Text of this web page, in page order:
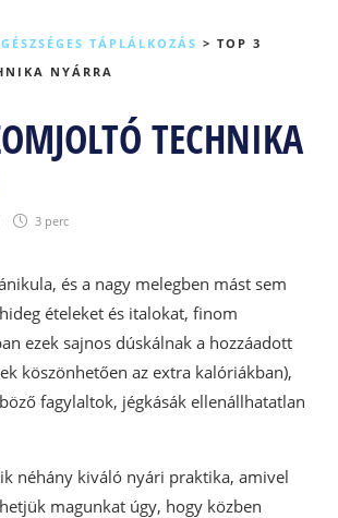
TÁPLÁLKOZÁS > TOP 3
NYÁRRA
TECHNIKA
3 perc
és a nagy melegben mást sem
ételeket és italokat, finom
ezek sajnos dúskálnak a hozzáadott
köszönhetően az extra kalóriákban),
fagylaltok, jégkásák ellenállhatatlan
néhány kiváló nyári praktika, amivel
magunkat úgy, hogy közben